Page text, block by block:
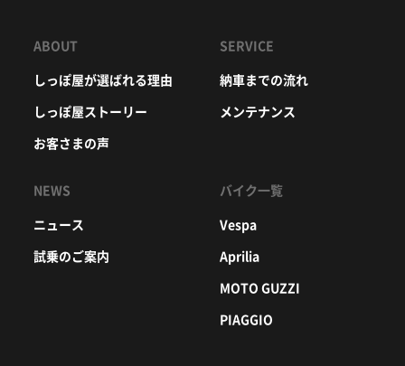
ABOUT
しっぽ屋が選ばれる理由
しっぽ屋ストーリー
お客さまの声
NEWS
ニュース
試乗のご案内
SERVICE
納車までの流れ
メンテナンス
バイク一覧
Vespa
Aprilia
MOTO GUZZI
PIAGGIO